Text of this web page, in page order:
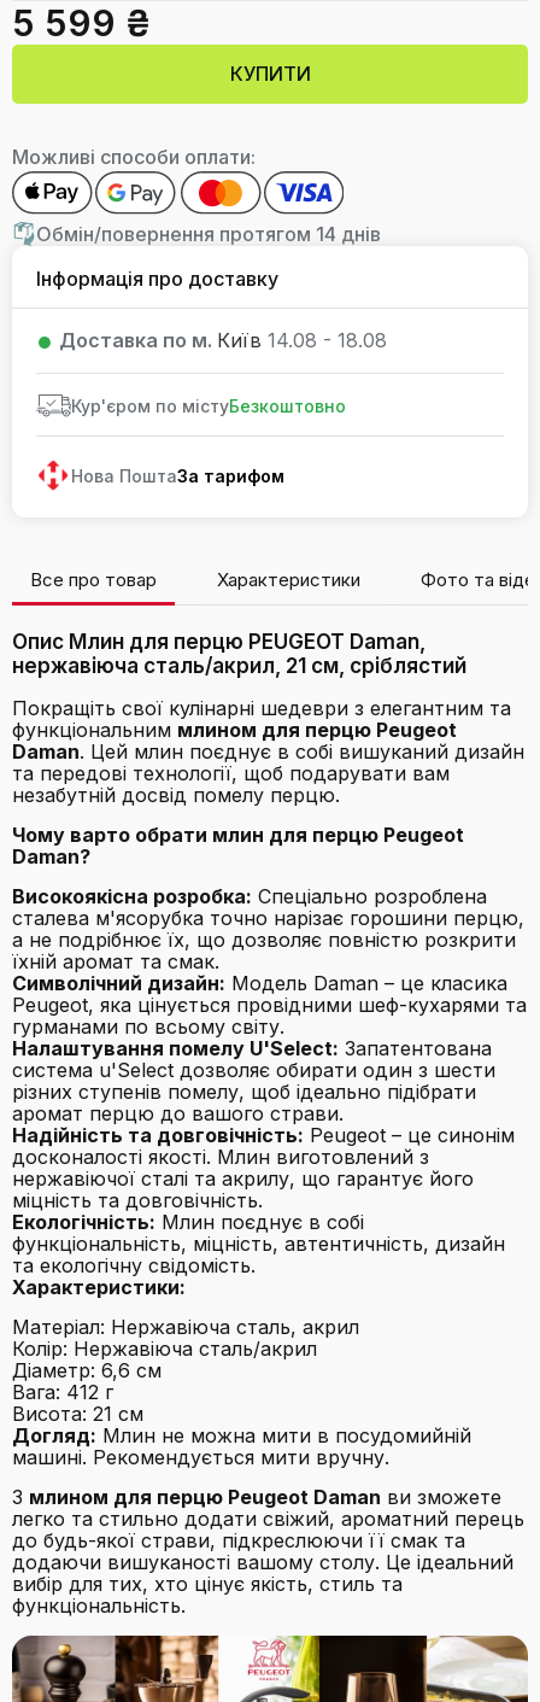
5 599 ₴
КУПИТИ
Можливі способи оплати:
Обмін/повернення протягом 14 днів
Інформація про доставку
Доставка по м. Київ 14.08 - 18.08
Кур'єром по містуБезкоштовно
Нова ПоштаЗа тарифом
Все про товар Характеристики Фото та
Опис Млин для перцю PEUGEOT Daman,
нержавіюча сталь/акрил, 21 см, сріблястий
Покращіть свої кулінарні шедеври з елегантним та
функціональним млином для перцю Peugeot
Daman. Цей млин поєднує в собі вишуканий дизайн
та передові технології, щоб подарувати вам
незабутній досвід помелу перцю.
Чому варто обрати млин для перцю Peugeot
Daman?
Високоякісна розробка: Спеціально розроблена
сталева м'ясорубка точно нарізає горошини перцю,
а не подрібнює їх, що дозволяє повністю розкрити
їхній аромат та смак.
Символічний дизайн: Модель Daman – це класика
Peugeot, яка цінується провідними шеф-кухарями та
гурманами по всьому світу.
Налаштування помелу U'Select: Запатентована
система u'Select дозволяє обирати один з шести
різних ступенів помелу, щоб ідеально підібрати
аромат перцю до вашого страви.
Надійність та довговічність: Peugeot – це синонім
досконалості якості. Млин виготовлений з
нержавіючої сталі та акрилу, що гарантує його
міцність та довговічність.
Екологічність: Млин поєднує в собі
функціональність, міцність, автентичність, дизайн
та екологічну свідомість.
Характеристики:
Матеріал: Нержавіюча сталь, акрил
Колір: Нержавіюча сталь/акрил
Діаметр: 6,6 см
Вага: 412 г
Висота: 21 см
Догляд: Млин не можна мити в посудомийній
машині. Рекомендується мити вручну.
З млином для перцю Peugeot Daman ви зможете
легко та стильно додати свіжий, ароматний перець
до будь-якої страви, підкреслюючи її смак та
додаючи вишуканості вашому столу. Це ідеальний
вибір для тих, хто цінує якість, стиль та
функціональність.